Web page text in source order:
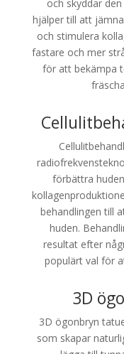
och skyddar
hjälper till att
och stimulera
fastare och mer
för att bekämpa
förbättra
behandlingen till
huden.
resultat efter
populärt val för
3D
3D ögonbryn
som skapar